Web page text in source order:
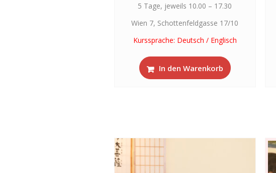
5 Tage, jeweils 10.00 – 17.30
Wien 7, Schottenfeldgasse 17/10
Kurssprache: Deutsch / Englisch
In den Warenkorb